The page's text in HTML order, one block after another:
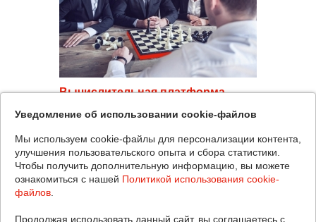
Вычислительная платформа
Мощный ресурс для поддержки
Уведомление об использовании cookie-файлов
Мы используем cookie-файлы для персонализации контента,
улучшения пользовательского опыта и сбора статистики.
Чтобы получить дополнительную информацию, вы можете
ознакомиться с нашей Политикой использования cookie-
файлов
Продолжая использовать данный сайт, вы соглашаетесь с